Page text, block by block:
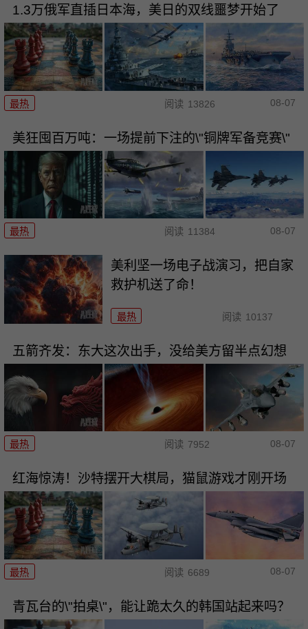
1.3万俄军直插日本海，美日的双线噩梦开始了
最热 阅读 13826 08-07
美狂囤百万吨：一场提前下注的\"铜牌军备竞赛\"
最热 阅读 11384 08-07
美利坚一场电子战演习，把自家
救护机送了命！
最热 阅读 10137
五箭齐发：东大这次出手，没给美方留半点幻想
最热 阅读 7952 08-07
红海惊涛！沙特摆开大棋局，猫鼠游戏才刚开场
最热 阅读 6689 08-07
青瓦台的\"拍桌\"，能让跪太久的韩国站起来吗？